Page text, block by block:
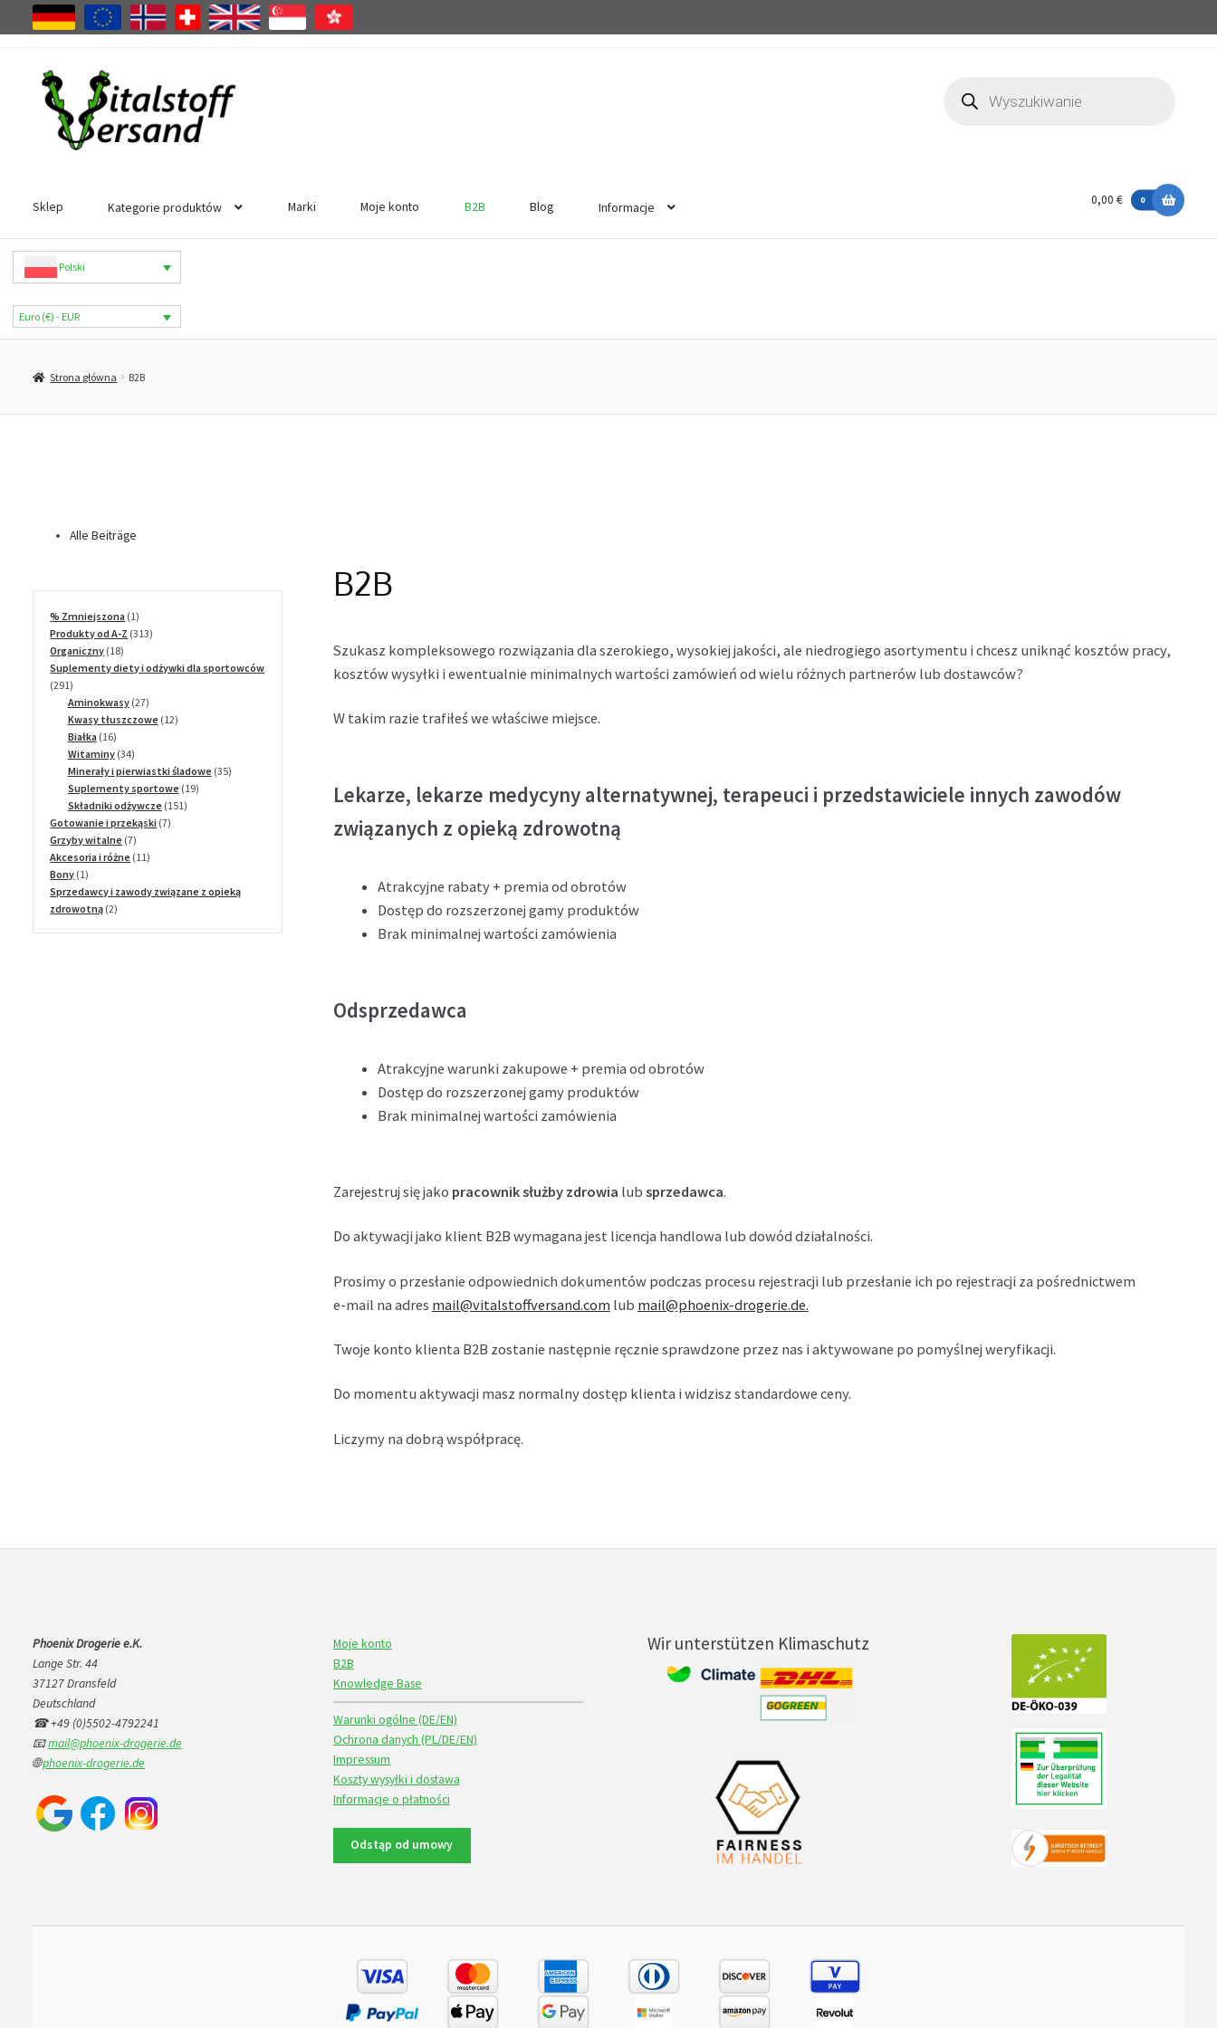
Przejdź
do
nawigacji
Przejdź
do
treści
produktów
Sklep Kategorie produktów Marki Moje konto B2B Blog Informacje
0,00 € 0
Polski
Euro (€) - EUR
Strona główna B2B
Alle Beiträge
B2B
Szukasz kompleksowego rozwiązania dla szerokiego, wysokiej jakości, ale niedrogiego asortymentu i chcesz uniknąć kosztów pracy,
kosztów wysyłki i ewentualnie minimalnych wartości zamówień od wielu różnych partnerów lub dostawców?
W takim razie trafiłeś we właściwe miejsce.
Lekarze, lekarze medycyny alternatywnej, terapeuci i przedstawiciele innych zawodów
związanych z opieką zdrowotną
Atrakcyjne rabaty + premia od obrotów
Dostęp do rozszerzonej gamy produktów
Brak minimalnej wartości zamówienia
Odsprzedawca
Atrakcyjne warunki zakupowe + premia od obrotów
Dostęp do rozszerzonej gamy produktów
Brak minimalnej wartości zamówienia
Zarejestruj się jako pracownik służby zdrowia lub sprzedawca.
Do aktywacji jako klient B2B wymagana jest licencja handlowa lub dowód działalności.
Prosimy o przesłanie odpowiednich dokumentów podczas procesu rejestracji lub przesłanie ich po rejestracji za pośrednictwem
e-mail na adres mail@vitalstoffversand.com lub mail@phoenix-drogerie.de.
Twoje konto klienta B2B zostanie następnie ręcznie sprawdzone przez nas i aktywowane po pomyślnej weryfikacji.
Do momentu aktywacji masz normalny dostęp klienta i widzisz standardowe ceny.
Liczymy na dobrą współpracę.
% Zmniejszona 11
produkt
Produkty od A-Z 313313
Organiczny 1818
produktów
Suplementy diety i odżywki dla sportowców
291291
produktów
Aminokwasy 2727
produktów
Kwasy tłuszczowe 1212
Białka 1616
produktów
Witaminy 3434
produkty
Minerały i pierwiastki śladowe 3535
Suplementy sportowe 1919
Składniki odżywcze 151151
Gotowanie i przekąski 77
Grzyby witalne 77
produktów
Akcesoria i różne 1111
Bony 11
produkt
Sprzedawcy i zawody związane z opieką
zdrowotną 22
Phoenix Drogerie e.K.
Lange Str. 44
37127 Dransfeld
Deutschland
☎ +49 (0)5502-4792241
📧mail@phoenix-drogerie.de
🌐phoenix-drogerie.de
Moje konto
B2B
Knowledge Base
Warunki ogólne (DE/EN)
Ochrona danych (PL/DE/EN)
Impressum
Koszty wysyłki i dostawa
Informacje o płatności
Odstąp od umowy
Wir unterstützen Klimaschutz